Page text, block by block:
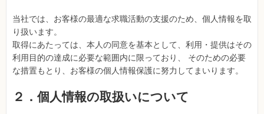
当社では、お客様の最適な求職活動の支援のため、個人情報を取
り扱います。
取得にあたっては、本人の同意を基本として、利用・提供はその
利用目的の達成に必要な範囲内に限っており、 そのための必要
な措置もとり、お客様の個人情報保護に努力してまいります。
２．個人情報の取扱いについて